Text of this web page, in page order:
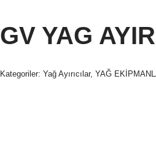
GV YAG
Kategoriler:Yağ Ayırıcılar,YAĞ